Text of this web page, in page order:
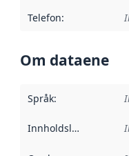
Telefon:
Om dataene
Språk:
Innholdsleverandører